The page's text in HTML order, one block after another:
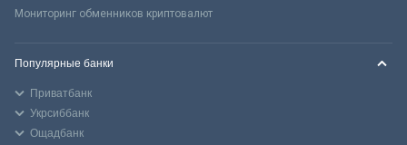
Мониторинг обменников криптовалют
Популярные банки
Приватбанк
Укрсиббанк
Ощадбанк